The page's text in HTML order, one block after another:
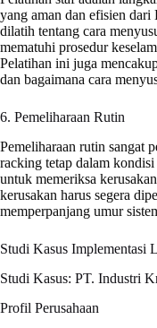
yang aman dan efisien
dilatih tentang cara
mematuhi prosedur
Pelatihan ini juga
dan bagaimana cara
6. Pemeliharaan Rutin
Pemeliharaan rutin sangat
racking tetap dalam
untuk memeriksa
kerusakan harus segera
memperpanjang umur
Studi Kasus Implementasi
Studi Kasus: PT. Industri
Profil Perusahaan